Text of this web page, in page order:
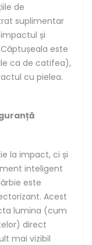
de
suplimentar
și
este
ca de catifea),
cu pielea.
la impact, ci și
inteligent
este
Acest
lumina (cum
direct
mai vizibil